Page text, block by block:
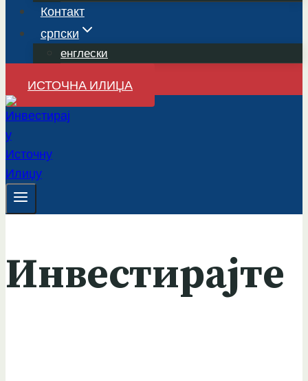
Контакт
српски
енглески
ИСТОЧНА ИЛИЏА
Инвестирајте